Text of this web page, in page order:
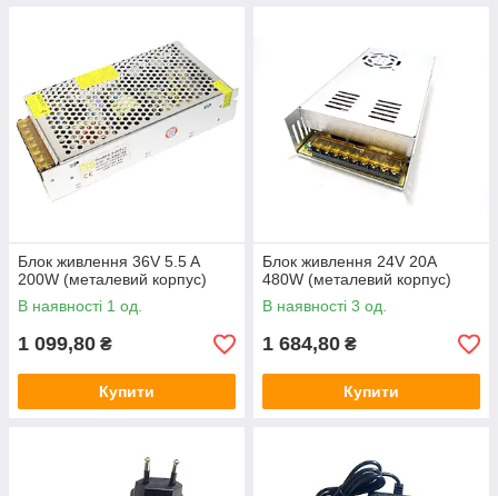
Блок живлення 36V 5.5 A
200W (металевий корпус)
В наявності 1 од.
1 099,80 ₴
Купити
Блок живлення 24V 20A
480W (металевий корпус)
В наявності 3 од.
1 684,80 ₴
Купити